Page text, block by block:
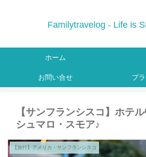
Familytravelog - Life is
ホーム
お問い合せ プ
【サンフランシスコ】ホテ
シュマロ・スモア♪
【旅行】アメリカ・サンフランシスコ